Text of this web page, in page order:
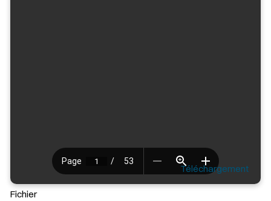
Téléchargement
Fichier